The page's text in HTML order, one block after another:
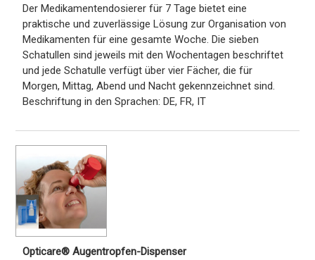
Der Medikamentendosierer für 7 Tage bietet eine
praktische und zuverlässige Lösung zur Organisation von
Medikamenten für eine gesamte Woche. Die sieben
Schatullen sind jeweils mit den Wochentagen beschriftet
und jede Schatulle verfügt über vier Fächer, die für
Morgen, Mittag, Abend und Nacht gekennzeichnet sind.
Beschriftung in den Sprachen: DE, FR, IT
Opticare® Augentropfen-Dispenser